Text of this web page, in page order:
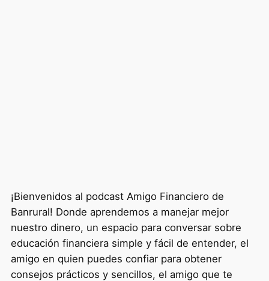
¡Bienvenidos al podcast Amigo Financiero de
Banrural! Donde aprendemos a manejar mejor
nuestro dinero, un espacio para conversar sobre
educación financiera simple y fácil de entender, el
amigo en quien puedes confiar para obtener
consejos prácticos y sencillos, el amigo que te